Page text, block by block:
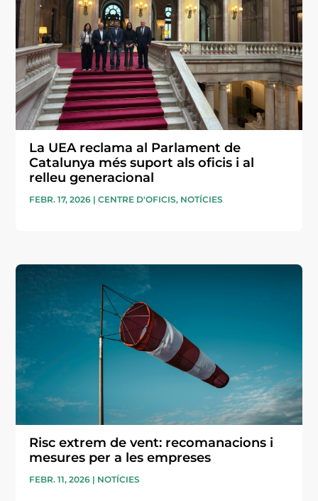
La UEA reclama al Parlament de
Catalunya més suport als oficis i al
relleu generacional
FEBR. 17, 2026 |CENTRE D'OFICIS, NOTÍCIES
Risc extrem de vent: recomanacions i
mesures per a les empreses
FEBR. 11, 2026 | NOTÍCIES